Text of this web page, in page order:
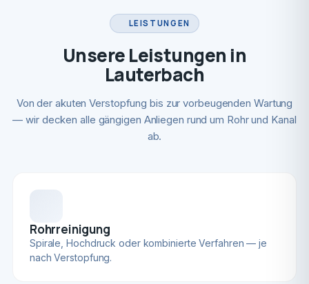
LEISTUNGEN
Unsere Leistungen in
Lauterbach
Von der akuten Verstopfung bis zur vorbeugenden Wartung
— wir decken alle gängigen Anliegen rund um Rohr und Kanal
ab.
Rohrreinigung
Spirale, Hochdruck oder kombinierte Verfahren — je
nach Verstopfung.